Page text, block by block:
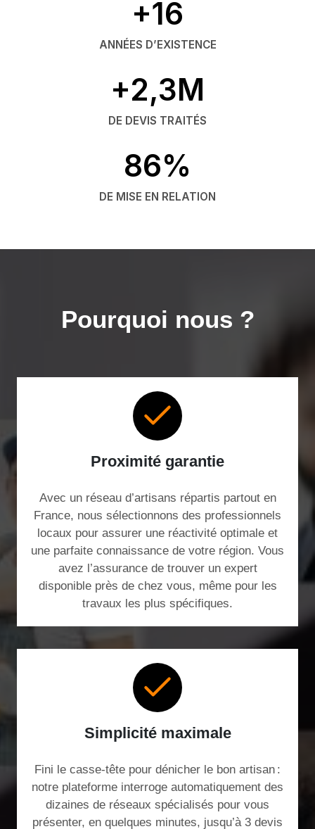
+16
ANNÉES D’EXISTENCE
+2,3M
DE DEVIS TRAITÉS
86%
DE MISE EN RELATION
Pourquoi nous ?
Proximité garantie
Avec un réseau d’artisans répartis partout en
France, nous sélectionnons des professionnels
locaux pour assurer une réactivité optimale et
une parfaite connaissance de votre région. Vous
avez l’assurance de trouver un expert
disponible près de chez vous, même pour les
travaux les plus spécifiques.
Simplicité maximale
Fini le casse-tête pour dénicher le bon artisan :
notre plateforme interroge automatiquement des
dizaines de réseaux spécialisés pour vous
présenter, en quelques minutes, jusqu’à 3 devis